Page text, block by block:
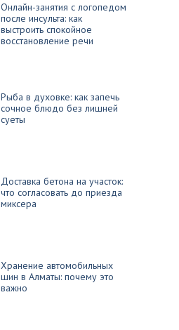
Онлайн-занятия с логопедом
после инсульта: как
выстроить спокойное
восстановление речи
Рыба в духовке: как запечь
сочное блюдо без лишней
суеты
Доставка бетона на участок:
что согласовать до приезда
миксера
Хранение автомобильных
шин в Алматы: почему это
важно